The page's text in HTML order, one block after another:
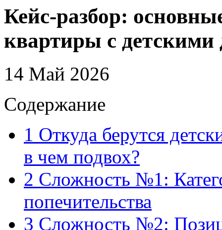
Кейс-разбор:
квартиры с детскими
14 Май 2026
Содержание
1 Откуда берутся
в чем подвох?
2 Сложность №1:
попечительства
3 Сложность №2: